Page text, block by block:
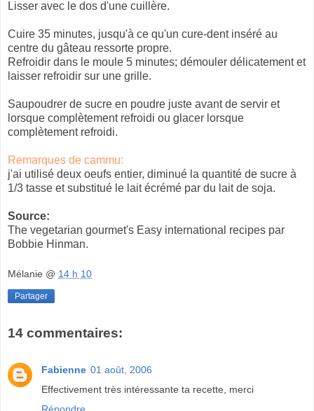
Lisser avec le dos d'une cuillère.
Cuire 35 minutes, jusqu'à ce qu'un cure-dent inséré au
centre du gâteau ressorte propre.
Refroidir dans le moule 5 minutes; démouler délicatement et
laisser refroidir sur une grille.
Saupoudrer de sucre en poudre juste avant de servir et
lorsque complètement refroidi ou glacer lorsque
complètement refroidi.
Remarques de cammu:
j'ai utilisé deux oeufs entier, diminué la quantité de sucre à
1/3 tasse et substitué le lait écrémé par du lait de soja.
Source:
The vegetarian gourmet's Easy international recipes par
Bobbie Hinman.
Mélanie @ 14 h 10
Partager
14 commentaires:
Fabienne 01 août, 2006
Effectivement très intéressante ta recette, merci
Répondre